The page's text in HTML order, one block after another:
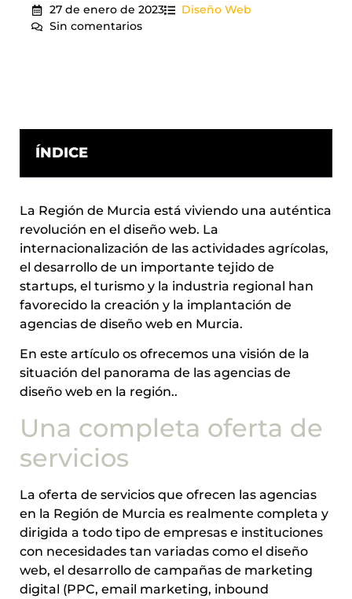
27 de enero de 2023
Diseño Web
Sin comentarios
ÍNDICE
La Región de Murcia está viviendo una auténtica
revolución en el diseño web. La
internacionalización de las actividades agrícolas,
el desarrollo de un importante tejido de
startups, el turismo y la industria regional han
favorecido la creación y la implantación de
agencias de diseño web en Murcia.
En este artículo os ofrecemos una visión de la
situación del panorama de las agencias de
diseño web en la región..
Una completa oferta de
servicios
La oferta de servicios que ofrecen las agencias
en la Región de Murcia es realmente completa y
dirigida a todo tipo de empresas e instituciones
con necesidades tan variadas como el diseño
web, el desarrollo de campañas de marketing
digital (PPC, email marketing, inbound